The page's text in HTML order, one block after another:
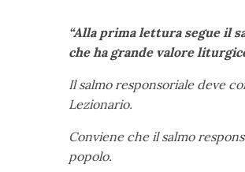
“Alla prima lettura segue il
che ha grande valore
Il salmo responsoriale deve
Lezionario.
Conviene che il salmo
popolo.